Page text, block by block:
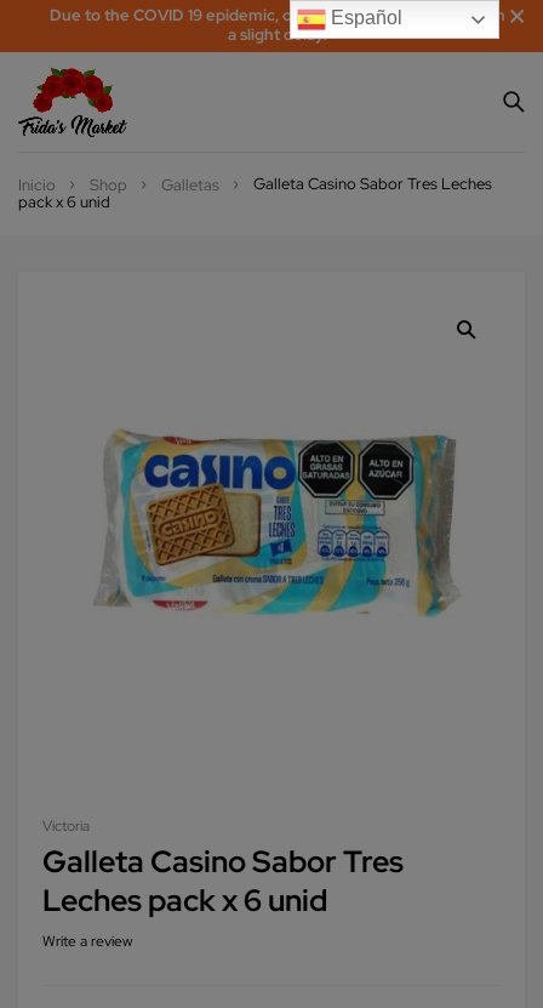
Due to the COVID 19 epidemic, orders may be processed with
a slight delay!
Inicio Shop Galletas
Galleta Casino Sabor Tres Leches
pack x 6 unid
Victoria
Galleta Casino Sabor Tres
Leches pack x 6 unid
Write a review
Español